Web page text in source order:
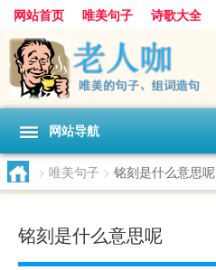
网站首页 唯美句子 诗歌大全
人生感悟
其他美文 美文欣赏
感人故事
句子分类
网站导航
> 唯美句子 > 铭刻是什么意思呢
铭刻是什么意思呢